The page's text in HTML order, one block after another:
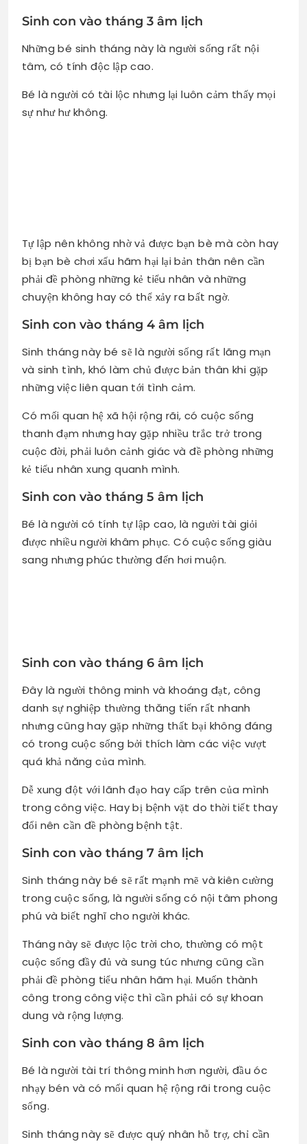
Sinh con vào tháng 3 âm lịch
Những bé sinh tháng này là người sống rất nội
tâm, có tính độc lập cao.
Bé là người có tài lộc nhưng lại luôn cảm thấy mọi
sự như hư không.
Tự lập nên không nhờ vả được bạn bè mà còn hay
bị bạn bè chơi xấu hãm hại lại bản thân nên cần
phải đề phòng những kẻ tiểu nhân và những
chuyện không hay có thể xảy ra bất ngờ.
Sinh con vào tháng 4 âm lịch
Sinh tháng này bé sẽ là người sống rất lãng mạn
và sinh tình, khó làm chủ được bản thân khi gặp
những việc liên quan tới tình cảm.
Có mối quan hệ xã hội rộng rãi, có cuộc sống
thanh đạm nhưng hay gặp nhiều trắc trở trong
cuộc đời, phải luôn cảnh giác và đề phòng những
kẻ tiểu nhân xung quanh mình.
Sinh con vào tháng 5 âm lịch
Bé là người có tính tự lập cao, là người tài giỏi
được nhiều người khâm phục. Có cuộc sống giàu
sang nhưng phúc thường đến hơi muộn.
Sinh con vào tháng 6 âm lịch
Đây là người thông minh và khoáng đạt, công
danh sự nghiệp thường thăng tiến rất nhanh
nhưng cũng hay gặp những thất bại không đáng
có trong cuộc sống bởi thích làm các việc vượt
quá khả năng của mình.
Dễ xung đột với lãnh đạo hay cấp trên của mình
trong công việc. Hay bị bệnh vặt do thời tiết thay
đổi nên cần đề phòng bệnh tật.
Sinh con vào tháng 7 âm lịch
Sinh tháng này bé sẽ rất mạnh mẽ và kiên cường
trong cuộc sống, là người sống có nội tâm phong
phú và biết nghĩ cho người khác.
Tháng này sẽ được lộc trời cho, thường có một
cuộc sống đầy đủ và sung túc nhưng cũng cần
phải đề phòng tiểu nhân hãm hại. Muốn thành
công trong công việc thì cần phải có sự khoan
dung và rộng lượng.
Sinh con vào tháng 8 âm lịch
Bé là người tài trí thông minh hơn người, đầu óc
nhạy bén và có mối quan hệ rộng rãi trong cuộc
sống.
Sinh tháng này sẽ được quý nhân hỗ trợ, chỉ cần